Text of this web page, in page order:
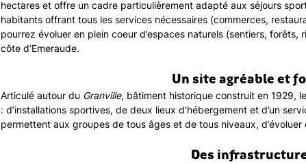
hectares et offre un cadre particulièrement adapté aux séjours
habitants offrant tous les services nécessaires (commerces,
pourrez évoluer en plein coeur d’espaces naturels (sentiers,
côte d’Emeraude.
Un site agréable et
Articulé autour du Granville, bâtiment historique construit en 1929,
: d’installations sportives, de deux lieux d’hébergement et d’un
permettent aux groupes de tous âges et de tous niveaux,
Des